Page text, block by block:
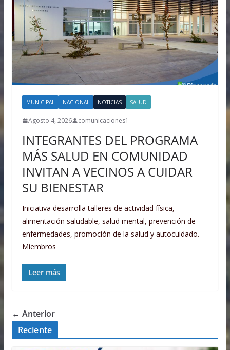
MUNICIPAL NACIONAL NOTICIAS SALUD
Agosto 4, 2026 comunicaciones1
INTEGRANTES DEL PROGRAMA
MÁS SALUD EN COMUNIDAD
INVITAN A VECINOS A CUIDAR
SU BIENESTAR
Iniciativa desarrolla talleres de actividad física,
alimentación saludable, salud mental, prevención de
enfermedades, promoción de la salud y autocuidado.
Miembros
Leer más
← Anterior
Reciente